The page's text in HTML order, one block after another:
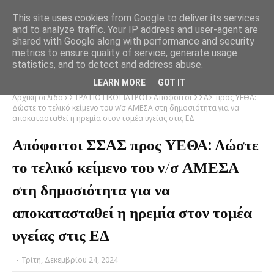
Αρχική σελίδα ΣΤΡΑΤΙΩΤΙΚΟΙ ΙΑΤΡΟΙ Απόφοιτοι ΣΣΑΣ προς ΥΕΘΑ:
Δώστε το τελικό κείμενο του ν/σ ΑΜΕΣΑ στη δημοσιότητα για να
αποκατασταθεί η ηρεμία στον τομέα υγείας στις ΕΔ
Απόφοιτοι ΣΣΑΣ προς ΥΕΘΑ: Δώστε
το τελικό κείμενο του ν/σ ΑΜΕΣΑ
στη δημοσιότητα για να
αποκατασταθεί η ηρεμία στον τομέα
υγείας στις ΕΔ
- Τρίτη, Δεκεμβρίου 24, 2024
This site uses cookies from Google to deliver its services
and to analyze traffic. Your IP address and user-agent are
shared with Google along with performance and security
metrics to ensure quality of service, generate usage
statistics, and to detect and address abuse.
LEARN MORE GOT IT